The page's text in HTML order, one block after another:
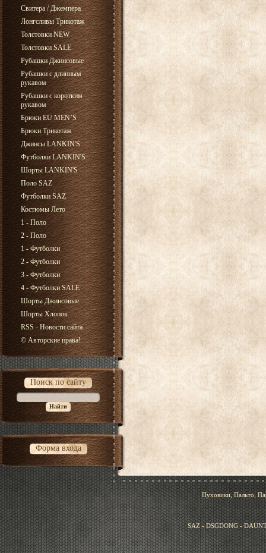
Свитера / Джемпера
Лонгсливы Трикотаж
Толстовки NEW
Толстовки SALE
Рубашки Джинсовые
Рубашки с длинным
рукавом
Рубашки с коротким
рукавом
Брюки EU MEN’S
Брюки Трикотаж
Джинсы LANKIN'S
Футболки LANKIN'S
Шорты LANKIN'S
Поло SAZ
Футболки SAZ
Костюмы Лето
1 - Поло
2 - Поло
1 - Футболки
2 - Футболки
3 - Футболки
4 - Футболки SALE
Шорты Джинсовые
Шорты Хлопок
RSS - Новости сайта
© Авторские права!
Поиск по сайту
Форма входа
Пуховики, Пальто,
SAZ - DSGDONG -